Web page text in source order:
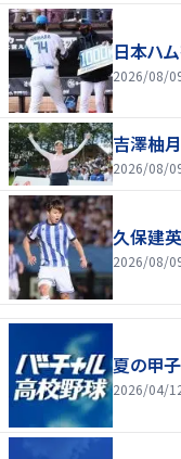
日本ハ
2026/08/
吉澤柚
2026/08/
久保建
2026/08/
夏の甲
2026/04/